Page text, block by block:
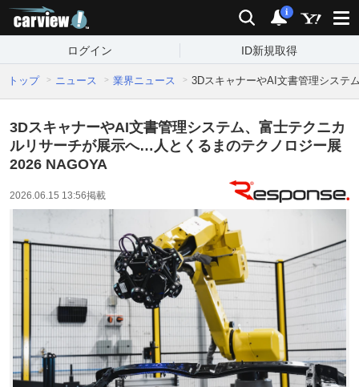
検索 通知
i
ログイン ID新規取得
トップ ニュース 業界ニュース 3DスキャナーやAI文書管理システ
3DスキャナーやAI文書管理システム、富士テクニカ
ルリサーチが展示へ…人とくるまのテクノロジー展
2026 NAGOYA
2026.06.15 13:56掲載